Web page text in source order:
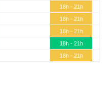
18h - 21h
18h - 21h
18h - 21h
18h - 21h
18h - 21h